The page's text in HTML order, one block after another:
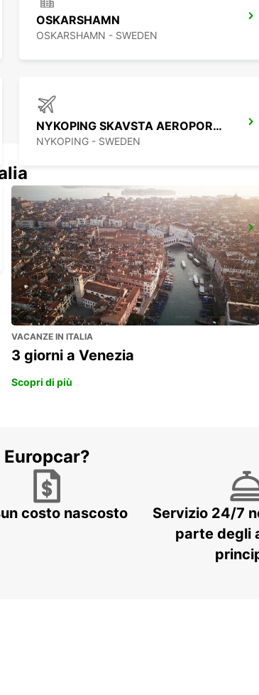
OSKARSHAMN
OSKARSHAMN - SWEDEN
NYKOPING SKAVSTA AEROPORTO
NYKOPING - SWEDEN
KALMAR AEROPORTO
KALMAR - SWEDEN
VACANZE IN ITALIA
3 giorni a Venezia
Scopri di più
costo nascosto
Servizio 24/7
parte degli